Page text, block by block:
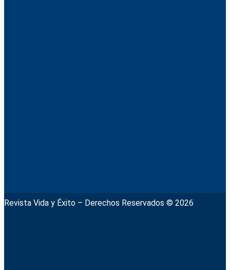
Revista Vida y Éxito – Derechos Reservados © 2026